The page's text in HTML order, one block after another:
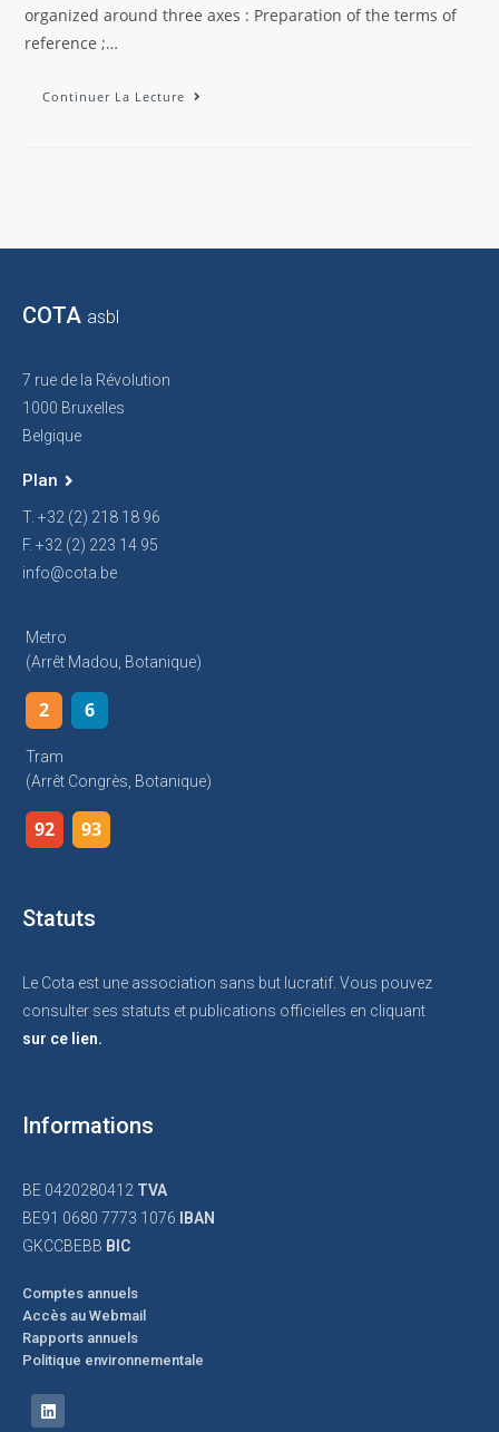
organized around three axes : Preparation of the terms of
reference ;…
Continuer La Lecture
COTA asbl
7 rue de la Révolution
1000 Bruxelles
Belgique
Plan
T. +32 (2) 218 18 96
F. +32 (2) 223 14 95
info@cota.be
Metro
(arrêt Madou, Botanique)
2 6
Tram
(arrêt Congrès, Botanique)
92 93
Statuts
Le Cota est une association sans but lucratif. Vous pouvez
consulter ses statuts et publications officielles en cliquant
sur ce lien.
Informations
BE 0420280412 TVA
BE91 0680 7773 1076
IBAN
GKCCBEBB BIC
Comptes annuels
Accès au Webmail
Rapports annuels
Politique environnementale